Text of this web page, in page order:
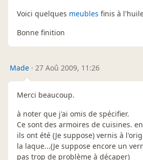
Voici quelques meubles finis à
Bonne finition
Made · 27 Aoû 2009, 11:26
Merci beaucoup.
à noter que j'ai omis de spécifier.
Ce sont des armoires de cuisines.
ils ont été (Je suppose) vernis à
la laque...(Je suppose encore un
pas trop de problème à décaper)